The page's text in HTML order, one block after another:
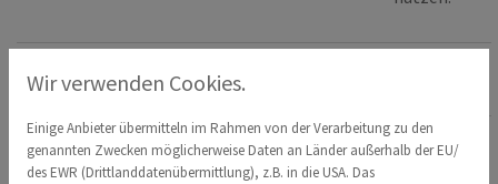
Bushaltestelle
Die Linien 6/16 und
20 fahren jeweils die
Wir verwenden Cookies.
Einige Anbieter übermitteln im Rahmen von der Verarbeitung zu den
genannten Zwecken möglicherweise Daten an Länder außerhalb der EU/
des EWR (Drittlanddatenübermittlung), z.B. in die USA. Das